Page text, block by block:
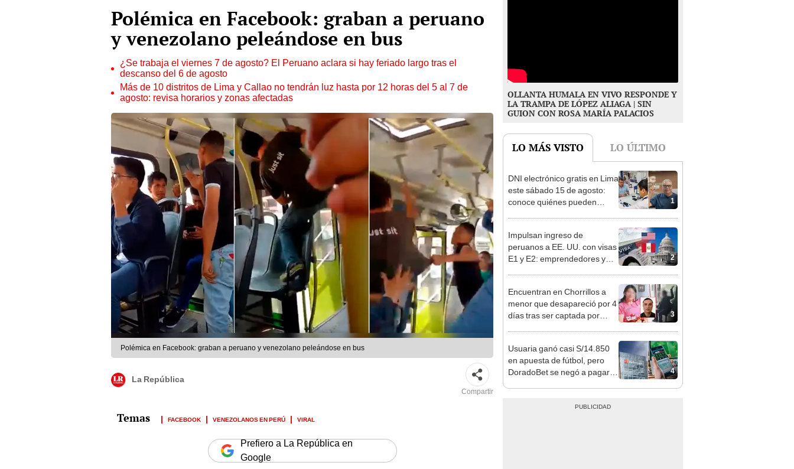
Polémica en Facebook: graban a peruano
y venezolano peleándose en bus
¿Se trabaja el viernes 7 de agosto? El Peruano aclara si hay feriado largo tras el
descanso del 6 de agosto
Más de 10 distritos de Lima y Callao no tendrán luz hasta por 12 horas del 5 al 7 de
agosto: revisa horarios y zonas afectadas
Polémica en Facebook: graban a peruano y venezolano peleándose en bus
La República
Compartir
FACEBOOK VENEZOLANOS EN PERÚ VIRAL
Prefiero a La República en
Google
OLLANTA HUMALA EN VIVO RESPONDE Y
LA TRAMPA DE LÓPEZ ALIAGA | SIN
GUION CON ROSA MARÍA PALACIOS
LO MÁS VISTO LO ÚLTIMO
1
DNI electrónico gratis en Lima
este sábado 15 de agosto:
conoce quiénes pueden
2
Impulsan ingreso de
peruanos a EE. UU. con visas
E1 y E2: emprendedores y
3
Encuentran en Chorrillos a
menor que desapareció por 4
días tras ser captada por
4
Usuaria ganó casi S/14.850
en apuesta de fútbol, pero
DoradoBet se negó a pagar: